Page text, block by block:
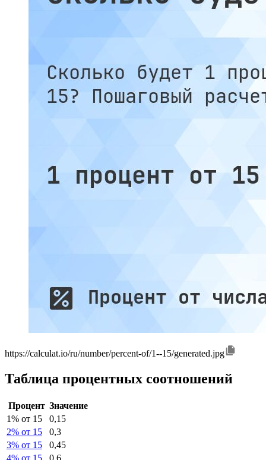
https://calculat.io/ru/number/percent-of/1--15/generated.jpg
Таблица процентных соотношений
Процент Значение
1% от 15
0,15
2% от 15
0,3
3% от 15
0,45
4% от 15
0,6